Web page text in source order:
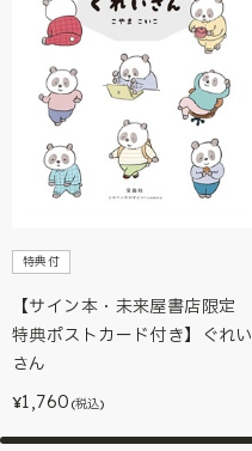
特典付
【サイン本・未来屋書店限定
特典ポストカード付き】ぐれい
さん
¥1,760 (税込)